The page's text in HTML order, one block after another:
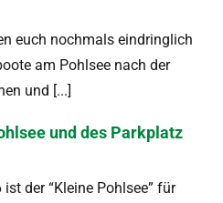
euch nochmals ein­dringlich
am Pohlsee nach der
und [...]
und des Parkplatz
der “Kleine Pohlsee” für